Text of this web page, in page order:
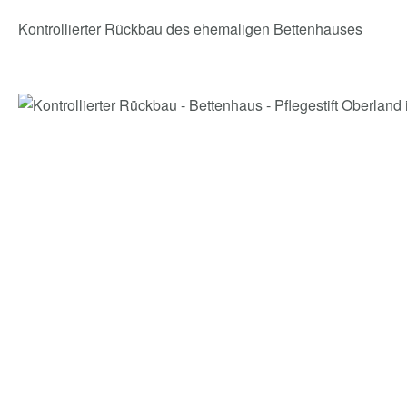
Kontrollierter Rückbau des ehemaligen Bettenhauses